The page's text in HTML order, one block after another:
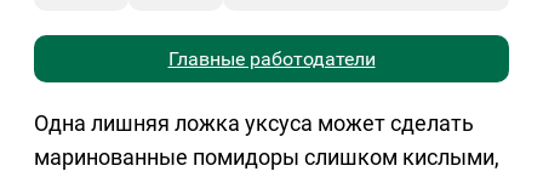
Главные работодатели
Одна лишняя ложка уксуса может сделать
маринованные помидоры слишком кислыми,